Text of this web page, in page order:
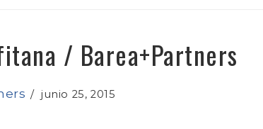
/ Barea+Partners
/junio 25, 2015